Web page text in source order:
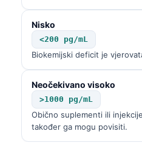
Nisko
<200 pg/mL
Biokemijski deficit je
Neočekivano visoko
>1000 pg/mL
Obično suplementi ili
također ga mogu povisiti.